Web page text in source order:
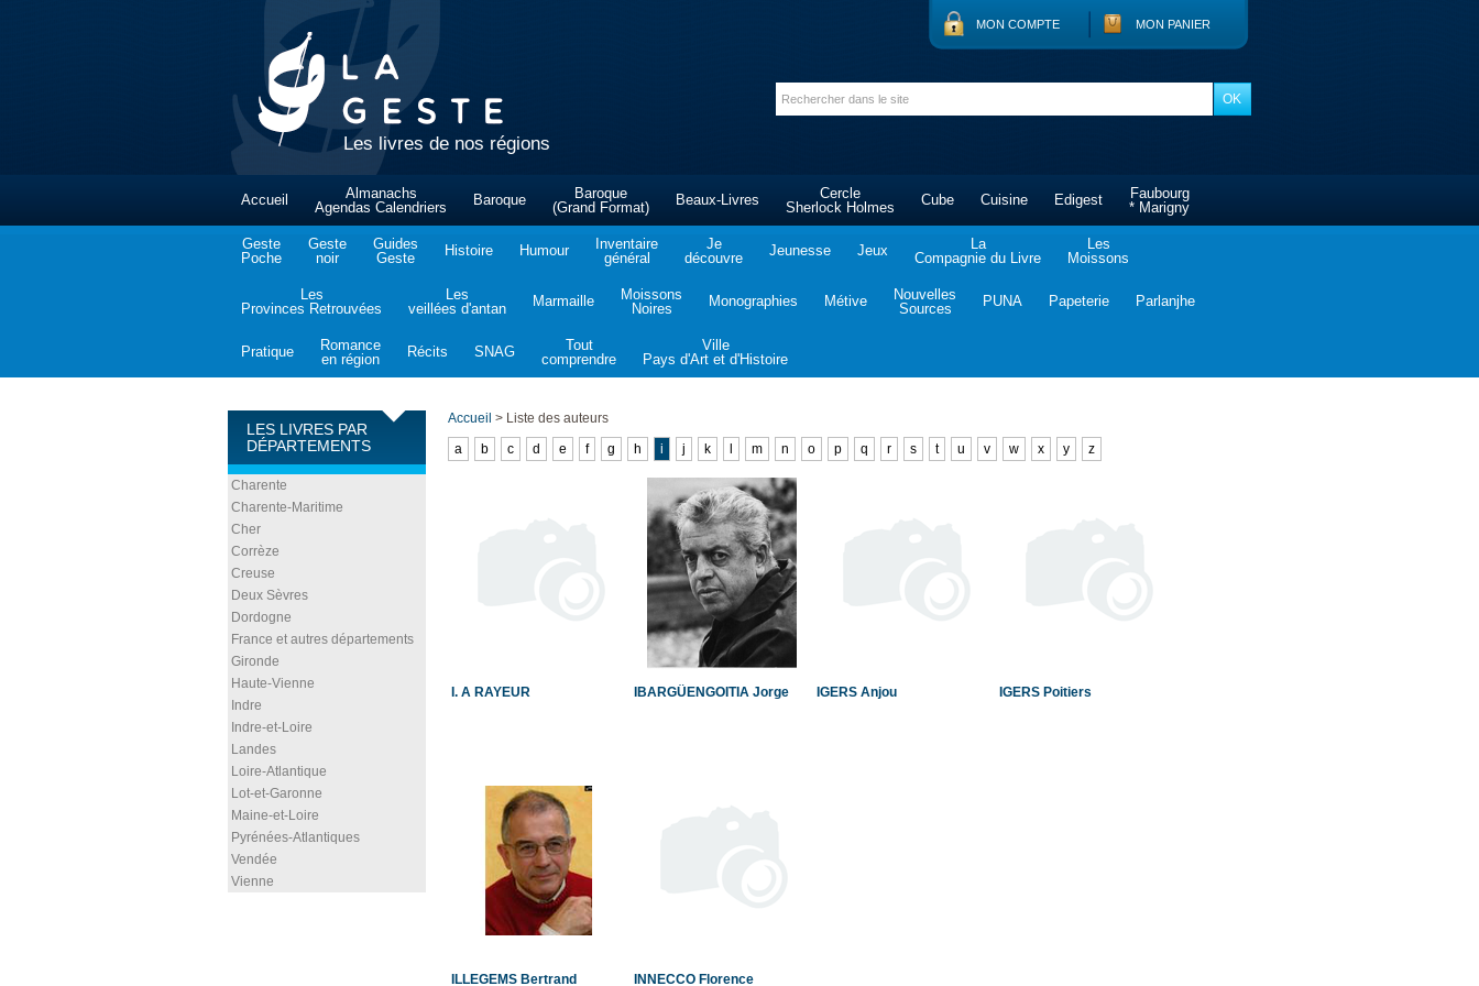
Les livres de nos régions
MON COMPTE MON PANIER
Accueil
Almanachs
Agendas Calendriers
Baroque
Baroque
(Grand Format)
Beaux-Livres
Cercle
Sherlock Holmes
Cube Cuisine Edigest
Faubourg
* Marigny
Geste
Poche
Geste
noir
Guides
Geste
Histoire Humour
Inventaire
général
Je
découvre
Jeunesse Jeux
La
Compagnie du Livre
Les
Moissons
Les
Provinces Retrouvées
Les
veillées d'antan
Marmaille
Moissons
Noires
Monographies Métive
Nouvelles
Sources
PUNA Papeterie Parlanjhe
Pratique
Romance
en région
Récits SNAG
Tout
comprendre
Ville
Pays d'Art et d'Histoire
LES LIVRES PAR
DÉPARTEMENTS
Charente
Charente-Maritime
Cher
Corrèze
Creuse
Deux Sèvres
Dordogne
France et autres départements
Gironde
Haute-Vienne
Indre
Indre-et-Loire
Landes
Loire-Atlantique
Lot-et-Garonne
Maine-et-Loire
Pyrénées-Atlantiques
Vendée
Vienne
Accueil > Liste des auteurs
a
b c d e f g h i j k m n o p q r s t u v w x y z
I. A RAYEUR IBARGÜENGOITIA Jorge IGERS Anjou IGERS Poitiers
ILLEGEMS Bertrand INNECCO Florence